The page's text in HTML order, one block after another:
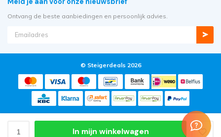
In mijn winkelwagen
Ontvang de beste aanbiedingen en persoonlijk advies.
© Steigerdeals 2026